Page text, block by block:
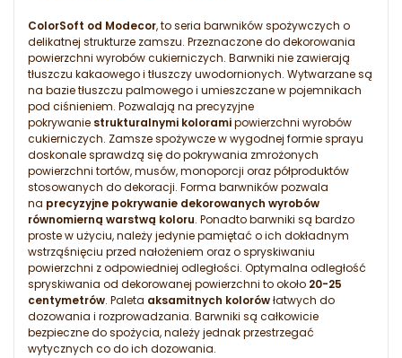
ColorSoft od Modecor, to seria barwników spożywczych o
delikatnej strukturze zamszu. Przeznaczone do dekorowania
powierzchni wyrobów cukierniczych. Barwniki nie zawierają
tłuszczu kakaowego i tłuszczy uwodornionych. Wytwarzane są
na bazie tłuszczu palmowego i umieszczane w pojemnikach
pod ciśnieniem. Pozwalają na precyzyjne
pokrywanie strukturalnymi koloramipowierzchni wyrobów
cukierniczych. Zamsze spożywcze w wygodnej formie sprayu
doskonale sprawdzą się do pokrywania zmrożonych
powierzchni tortów, musów, monoporcji oraz półproduktów
stosowanych do dekoracji. Forma barwników pozwala
na precyzyjne pokrywanie dekorowanych wyrobów
równomierną warstwą koloru. Ponadto barwniki są bardzo
proste w użyciu, należy jedynie pamiętać o ich dokładnym
wstrząśnięciu przed nałożeniem oraz o spryskiwaniu
powierzchni z odpowiedniej odległości. Optymalna odległość
spryskiwania od dekorowanej powierzchni to około 20-25
centymetrów. Paleta aksamitnych kolorówłatwych do
dozowania i rozprowadzania. Barwniki są całkowicie
bezpieczne do spożycia, należy jednak przestrzegać
wytycznych co do ich dozowania.